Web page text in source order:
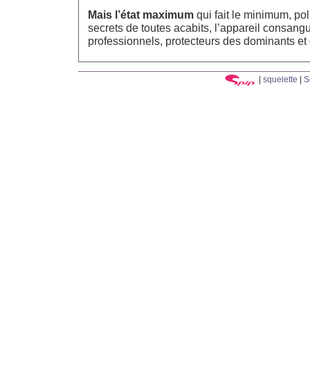
Mais l’état maximum qui fait le minimum,
secrets de toutes acabits, l’appareil
professionnels, protecteurs des dominants
squelette